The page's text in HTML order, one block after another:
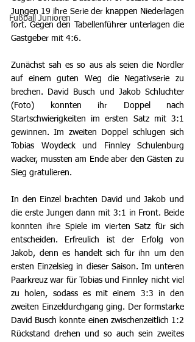
Fußball Junioren
Jungen 19 ihre Serie der knappen Niederlagen
fort. Gegen den Tabellenführer unterlagen die
Gastgeber mit 4:6.
Zunächst sah es so aus als seien die Nordler
auf einem guten Weg die Negativserie zu
brechen. David Busch und Jakob Schluchter
(Foto) konnten ihr Doppel nach
Startschwierigkeiten im ersten Satz mit 3:1
gewinnen. Im zweiten Doppel schlugen sich
Tobias Woydeck und Finnley Schulenburg
wacker, mussten am Ende aber den Gästen zu
Sieg gratulieren.
In den Einzel brachten David und Jakob und
die erste Jungen dann mit 3:1 in Front. Beide
konnten ihre Spiele im vierten Satz für sich
entscheiden. Erfreulich ist der Erfolg von
Jakob, denn es handelt sich für ihn um den
ersten Einzelsieg in dieser Saison. Im unteren
Paarkreuz war für Tobias und Finnley nicht viel
zu holen, sodass es mit einem 3:3 in den
zweiten Einzeldurchgang ging. Der formstarke
David Busch konnte einen zwischenzeitlich 1:2
Rückstand drehen und so auch sein zweites